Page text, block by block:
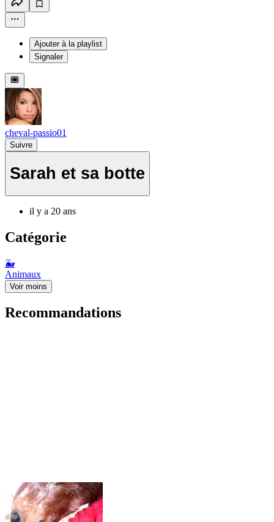
Ajouter à la playlist
Signaler
cheval-passio01
Suivre
Sarah et sa botte
il y a 20 ans
Catégorie
🐳
Animaux
Voir moins
Recommandations